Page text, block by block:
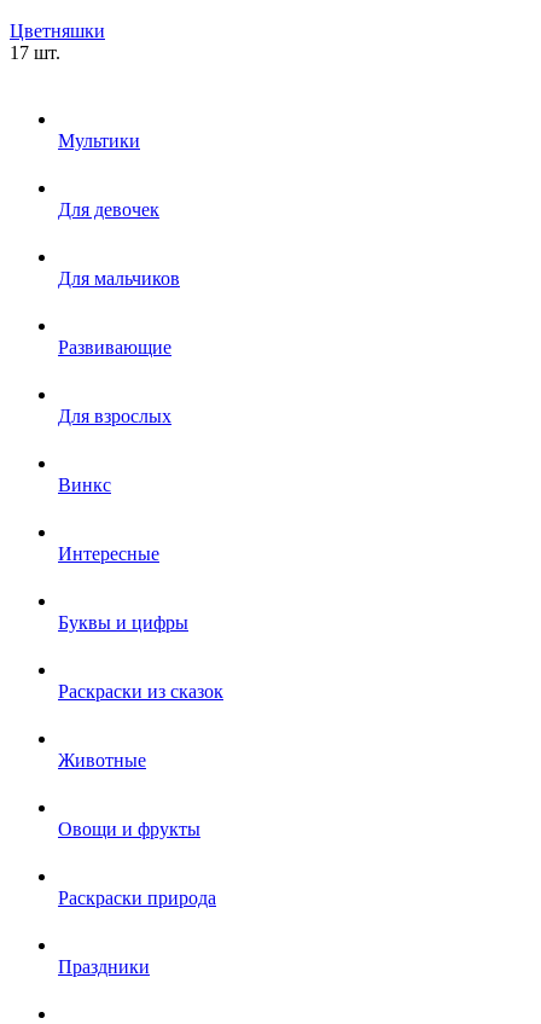
Цветняшки
17 шт.
Мультики
Для девочек
Для мальчиков
Развивающие
Для взрослых
Винкс
Интересные
Буквы и цифры
Раскраски из сказок
Животные
Овощи и фрукты
Раскраски природа
Праздники